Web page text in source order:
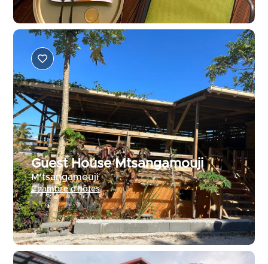
Guest House Mtsangamouji
M'tsangamouji
Chambre d'hôtes